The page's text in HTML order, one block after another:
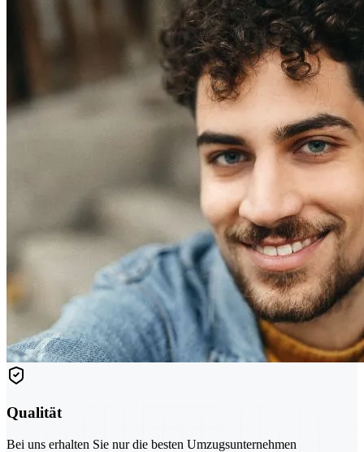
Qualität
Bei uns erhalten Sie nur die besten Umzugsunternehmen